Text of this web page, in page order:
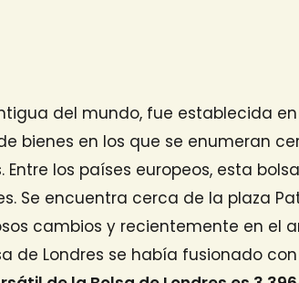
del mundo, fue establecida en
bienes en los que se enumeran
los países europeos, esta
Se encuentra cerca de la plaza
cambios y recientemente en el
de Londres se había fusionado con